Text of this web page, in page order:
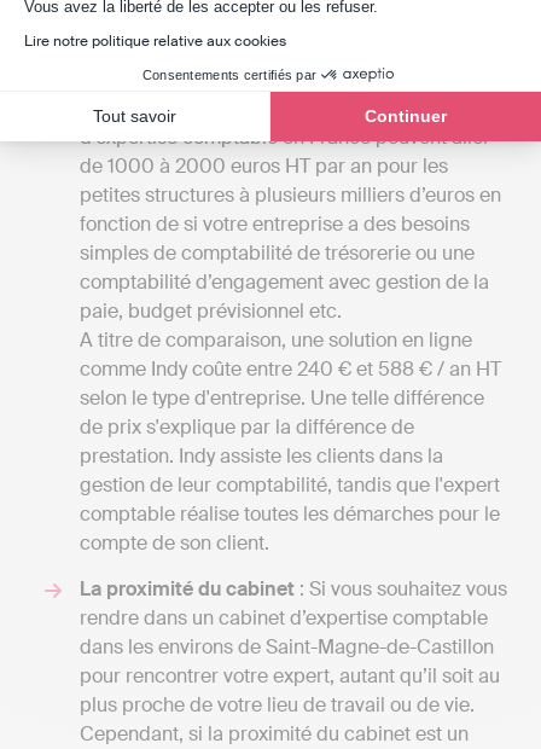
Vous avez la liberté de les accepter ou les refuser.
Lire notre politique relative aux cookies
Consentements certifiés par
Tout savoir Continuer
fonction des services proposés. Cela vous
permettra de voir ce qui se fait à Saint-Magne-
de-Castillon !
Comparer les tarifs
: Les tarifs de cabinets
d’expertise comptable en France peuvent aller
de 1000 à 2000 euros HT par an pour les
petites structures à plusieurs milliers d’euros en
fonction de si votre entreprise a des besoins
simples de comptabilité de trésorerie ou une
comptabilité d’engagement avec gestion de la
paie, budget prévisionnel etc.
A titre de comparaison, une solution en ligne
comme Indy coûte entre 240 € et 588 € / an HT
selon le type d'entreprise. Une telle différence
de prix s'explique par la différence de
prestation. Indy assiste les clients dans la
gestion de leur comptabilité, tandis que l'expert
comptable réalise toutes les démarches pour le
compte de son client.
La proximité du cabinet : Si vous souhaitez vous
rendre dans un cabinet d’expertise comptable
dans les environs de Saint-Magne-de-Castillon
pour rencontrer votre expert, autant qu’il soit au
plus proche de votre lieu de travail ou de vie.
Cependant, si la proximité du cabinet est un